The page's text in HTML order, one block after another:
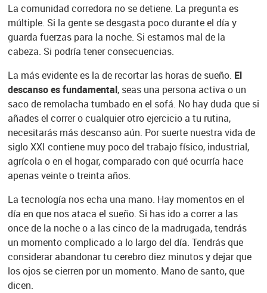
La comunidad corredora no se detiene. La pregunta es
múltiple. Si la gente se desgasta poco durante el día y
guarda fuerzas para la noche. Si estamos mal de la
cabeza. Si podría tener consecuencias.
La más evidente es la de recortar las horas de sueño. El
descanso es fundamental, seas una persona activa o un
saco de remolacha tumbado en el sofá. No hay duda que si
añades el correr o cualquier otro ejercicio a tu rutina,
necesitarás más descanso aún. Por suerte nuestra vida de
siglo XXI contiene muy poco del trabajo físico, industrial,
agrícola o en el hogar, comparado con qué ocurría hace
apenas veinte o treinta años.
La tecnología nos echa una mano. Hay momentos en el
día en que nos ataca el sueño. Si has ido a correr a las
once de la noche o a las cinco de la madrugada, tendrás
un momento complicado a lo largo del día. Tendrás que
considerar abandonar tu cerebro diez minutos y dejar que
los ojos se cierren por un momento. Mano de santo, que
dicen.